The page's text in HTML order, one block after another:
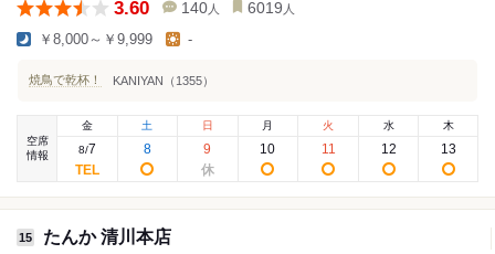
3.60 140 人 6019 人
￥8,000～￥9,999 -
焼鳥で乾杯！ KANIYAN（1355）
空席
情報
金
8/7
土
8
日
9
月
10
火
11
水
12
木
13
15 たんか 清川本店